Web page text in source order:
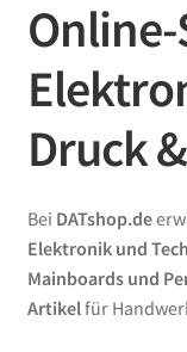
Druck
Bei DATshop.de
Elektronik und
Mainboards und
Artikelfür